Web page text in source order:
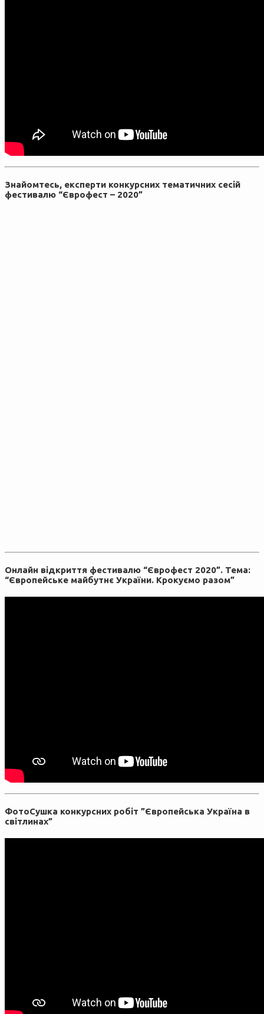
Знайомтесь, експерти конкурсних тематичних сесій
фестивалю “Єврофест – 2020”
Онлайн відкриття фестивалю “Єврофест 2020”. Тема:
“Європейське майбутнє України. Крокуємо разом”
ФотоCушка конкурсних робіт ”Європейська Україна в
світлинах”